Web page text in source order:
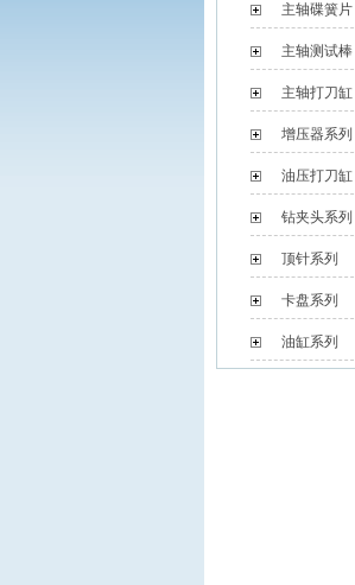
主轴碟簧片
主轴测试棒
主轴打刀缸
增压器系列
油压打刀缸
钻夹头系列
顶针系列
卡盘系列
油缸系列